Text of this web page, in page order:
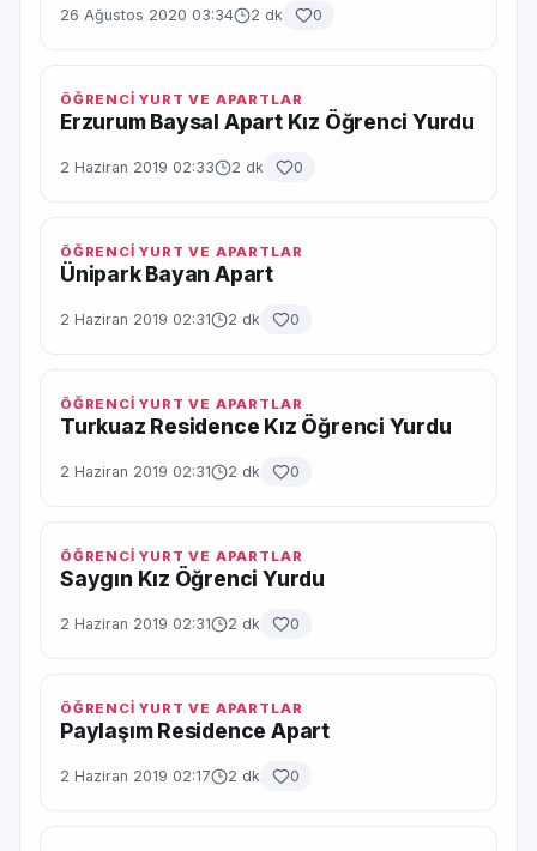
26 Ağustos 2020 03:34 2 dk 0
ÖĞRENCİ YURT VE APARTLAR
Erzurum Baysal Apart Kız Öğrenci Yurdu
2 Haziran 2019 02:33 2 dk 0
ÖĞRENCİ YURT VE APARTLAR
Ünipark Bayan Apart
2 Haziran 2019 02:31 2 dk 0
ÖĞRENCİ YURT VE APARTLAR
Turkuaz Residence Kız Öğrenci Yurdu
2 Haziran 2019 02:31 2 dk 0
ÖĞRENCİ YURT VE APARTLAR
Saygın Kız Öğrenci Yurdu
2 Haziran 2019 02:31 2 dk 0
ÖĞRENCİ YURT VE APARTLAR
Paylaşım Residence Apart
2 Haziran 2019 02:17 2 dk 0